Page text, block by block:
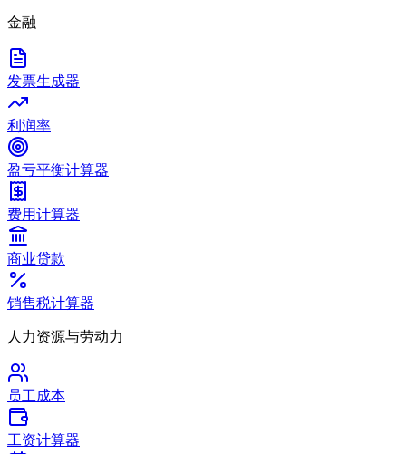
金融
发票生成器
利润率
盈亏平衡计算器
费用计算器
商业贷款
销售税计算器
人力资源与劳动力
员工成本
工资计算器